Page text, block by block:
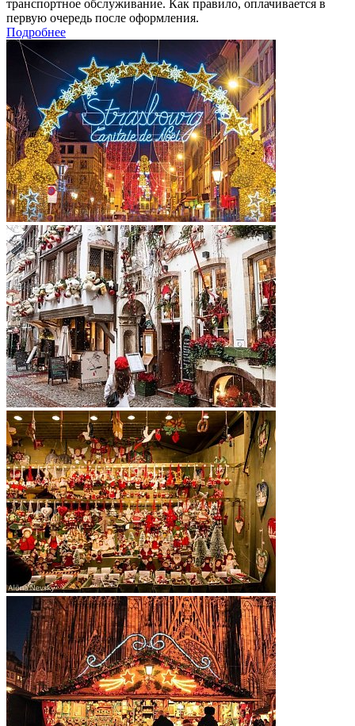
транспортное обслуживание. Как правило, оплачивается в
первую очередь после оформления.
Подробнее